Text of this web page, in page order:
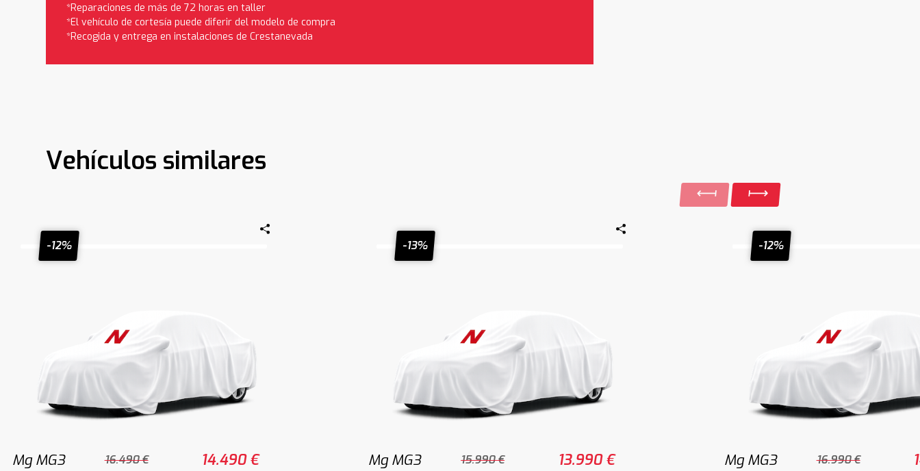
*Reparaciones de más de 72 horas en taller
*El vehículo de cortesía puede diferir del modelo de compra
*Recogida y entrega en instalaciones de Crestanevada
Vehículos similares
-12%
Mg MG3 16.490 € 14.490 €
-13%
Mg MG3 15.990 € 13.990 €
-12%
Mg MG3 16.990 €